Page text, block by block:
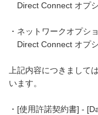
Direct Connect オプ
・ネットワークオプシ
Direct Connect オプ
上記内容につきまして
います。
・[使用許諾契約書] -